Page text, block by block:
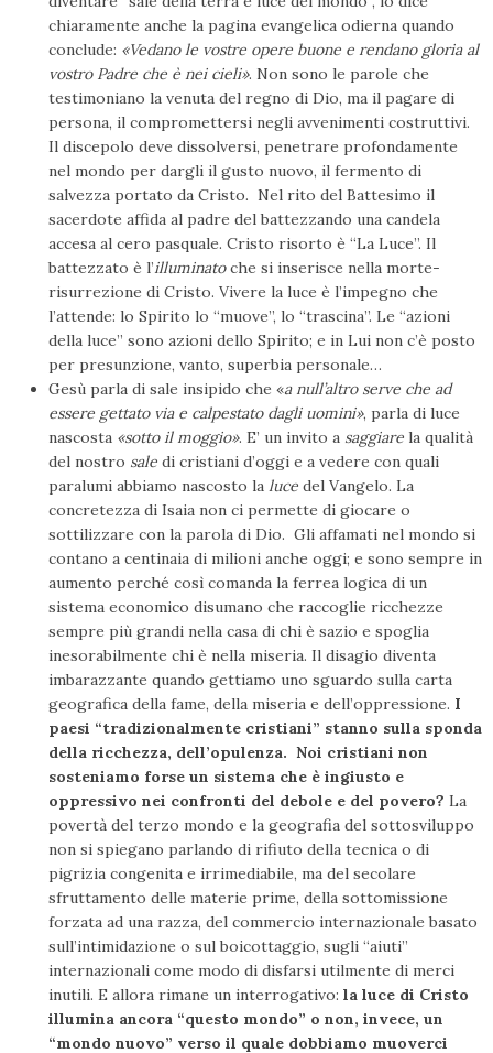
chiaramente anche la pagina evangelica odierna quando
conclude: «Vedano le vostre opere buone e rendano gloria al
vostro Padre che è nei cieli». Non sono le parole che
testimoniano la venuta del regno di Dio, ma il pagare di
persona, il compromettersi negli avvenimenti costruttivi.
Il discepolo deve dissolversi, penetrare profondamente
nel mondo per dargli il gusto nuovo, il fermento di
salvezza portato da Cristo. Nel rito del Battesimo il
sacerdote affida al padre del battezzando una candela
accesa al cero pasquale. Cristo risorto è “La Luce”. Il
battezzato è l’illuminatoche si inserisce nella morte-
risurrezione di Cristo. Vivere la luce è l’impegno che
l’attende: lo Spirito lo “muove”, lo “trascina”. Le “azioni
della luce” sono azioni dello Spirito; e in Lui non c’è posto
per presunzione, vanto, superbia personale…
Gesù parla di sale insipido che «a null’altro serve che ad
essere gettato via e calpestato dagli uomini», parla di luce
nascosta «sotto il moggio». E’ un invito a saggiare la qualità
del nostro sale di cristiani d’oggi e a vedere con quali
paralumi abbiamo nascosto la luce del Vangelo. La
concretezza di Isaia non ci permette di giocare o
sottilizzare con la parola di Dio. Gli affamati nel mondo si
contano a centinaia di milioni anche oggi; e sono sempre in
aumento perché così comanda la ferrea logica di un
sistema economico disumano che raccoglie ricchezze
sempre più grandi nella casa di chi è sazio e spoglia
inesorabilmente chi è nella miseria. Il disagio diventa
imbarazzante quando gettiamo uno sguardo sulla carta
geografica della fame, della miseria e dell’oppressione. I
paesi “tradizionalmente cristiani” stanno sulla sponda
della ricchezza, dell’opulenza. Noi cristiani non
sosteniamo forse un sistema che è ingiusto e
oppressivo nei confronti del debole e del povero? La
povertà del terzo mondo e la geografia del sottosviluppo
non si spiegano parlando di rifiuto della tecnica o di
pigrizia congenita e irrimediabile, ma del secolare
sfruttamento delle materie prime, della sottomissione
forzata ad una razza, del commercio internazionale basato
sull’intimidazione o sul boicottaggio, sugli “aiuti”
internazionali come modo di disfarsi utilmente di merci
inutili. E allora rimane un interrogativo: la luce di Cristo
illumina ancora “questo mondo” o non, invece, un
“mondo nuovo” verso il quale dobbiamo muoverci